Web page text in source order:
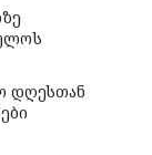
დღესთან